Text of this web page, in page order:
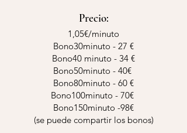
Precio:
1,05€/minuto
Bono30minuto - 27 €
Bono40 minuto - 34 €
Bono50minuto - 40€
Bono80minuto - 60 €
Bono100minuto - 70€
Bono150minuto -98€
(se puede compartir los bonos)